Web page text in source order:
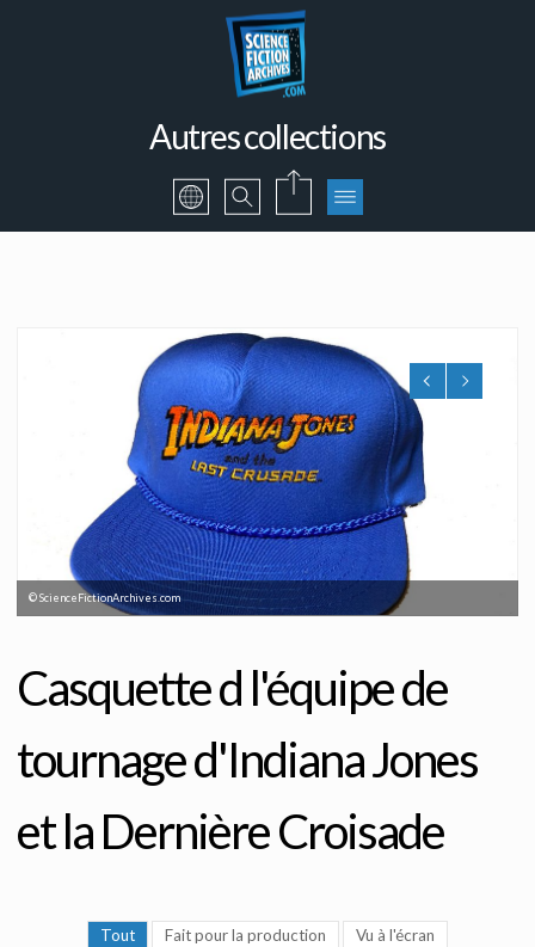
Autres collections
© ScienceFictionArchives.com
Casquette d l'équipe de
tournage d'Indiana Jones
et la Dernière Croisade
Tout Fait pour la production Vu à l'écran